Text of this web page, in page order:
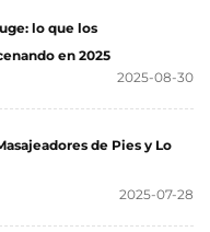
lo que los
en 2025
2025-08-30
de Pies y Lo
2025-07-28